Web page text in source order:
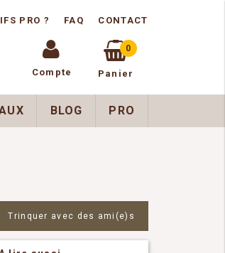
PRO ? FAQ CONTACT
Compte
0
Panier
BLOG PRO
Trinquer avec des ami(e)s